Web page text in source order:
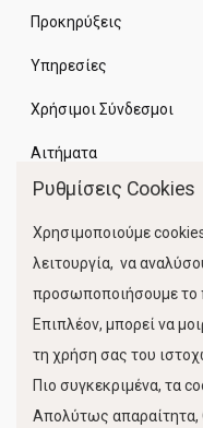
Προκηρύξεις
Υπηρεσίες
Χρήσιμοι Σύνδεσμοι
Αιτήματα
Ρυθμίσεις Cookies
Χρησιμοποιούμε
λειτουργία, να
προσωποποιήσουμε το
Επιπλέον, μπορεί να
τη χρήση σας του
Πιο συγκεκριμένα, τα
Απολύτως απαραίτητα,